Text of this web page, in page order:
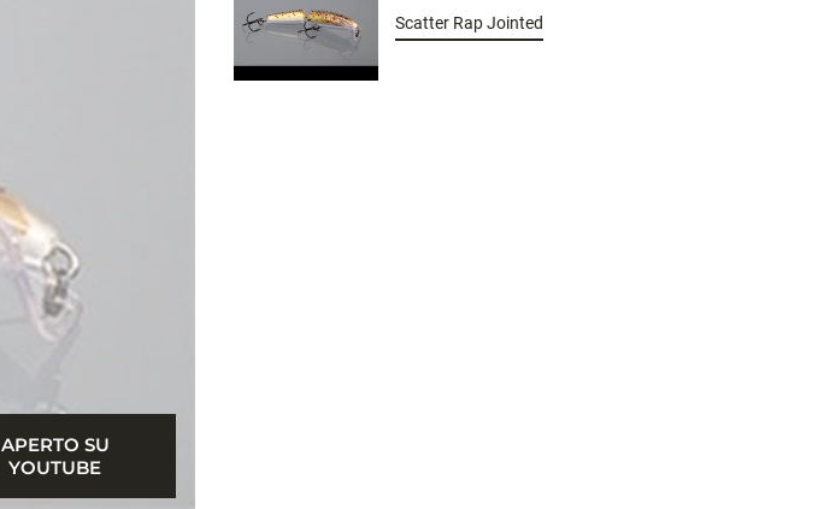
APERTO SU
YOUTUBE
Scatter Rap Jointed